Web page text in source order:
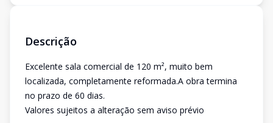
Descrição
Excelente sala comercial de 120 m², muito bem
localizada, completamente reformada.A obra termina
no prazo de 60 dias.
Valores sujeitos a alteração sem aviso prévio